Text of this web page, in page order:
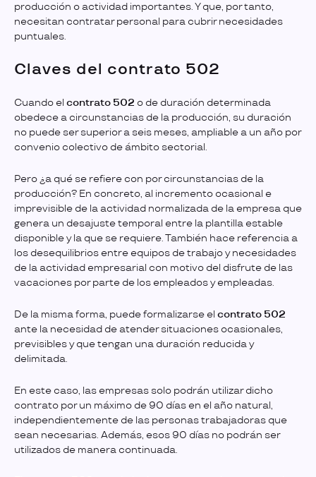
producción o actividad importantes. Y que, por tanto,
necesitan contratar personal para cubrir necesidades
puntuales.
Claves del contrato 502
Cuando el contrato 502 o de duración determinada
obedece a circunstancias de la producción, su duración
no puede ser superior a seis meses, ampliable a un año por
convenio colectivo de ámbito sectorial.
Pero ¿a qué se refiere con por circunstancias de la
producción? En concreto, al incremento ocasional e
imprevisible de la actividad normalizada de la empresa que
genera un desajuste temporal entre la plantilla estable
disponible y la que se requiere. También hace referencia a
los desequilibrios entre equipos de trabajo y necesidades
de la actividad empresarial con motivo del disfrute de las
vacaciones por parte de los empleados y empleadas.
De la misma forma, puede formalizarse el contrato 502
ante la necesidad de atender situaciones ocasionales,
previsibles y que tengan una duración reducida y
delimitada.
En este caso, las empresas solo podrán utilizar dicho
contrato por un máximo de 90 días en el año natural,
independientemente de las personas trabajadoras que
sean necesarias. Además, esos 90 días no podrán ser
utilizados de manera continuada.